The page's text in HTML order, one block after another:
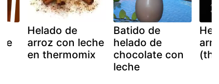
Helado de
arroz con leche
en thermomix
Batido de
helado de
chocolate con
leche